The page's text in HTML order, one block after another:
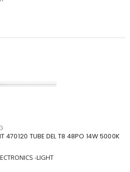
470120 TUBE DEL T8 48PO 14W 5000K
-LIGHT